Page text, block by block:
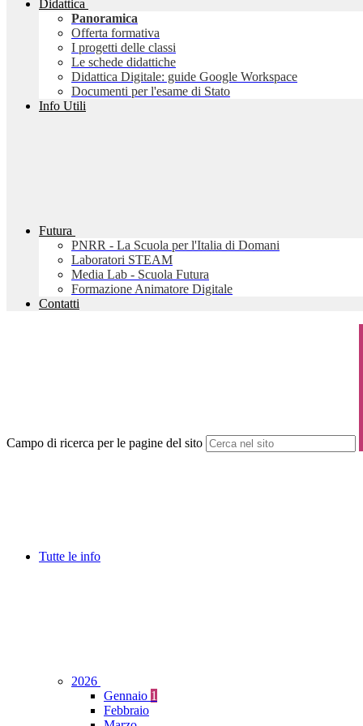
Didattica
Panoramica
Offerta formativa
I progetti delle classi
Le schede didattiche
Didattica Digitale: guide Google Workspace
Documenti per l'esame di Stato
Info Utili
Futura
PNRR - La Scuola per l'Italia di Domani
Laboratori STEAM
Media Lab - Scuola Futura
Formazione Animatore Digitale
Contatti
Campo di ricerca per le pagine del sito
Tutte le info
2026
Gennaio 1
Febbraio